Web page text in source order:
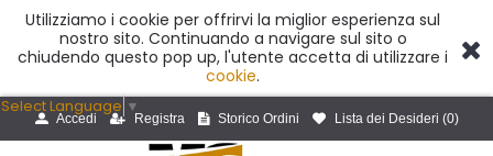
Utilizziamo i cookie per offrirvi la miglior esperienza sul
nostro sito. Continuando a navigare sul sito o
chiudendo questo pop up, l'utente accetta di utilizzare i
cookie.
Select Language ▼
Accedi Registra Storico Ordini Lista dei Desideri (0)